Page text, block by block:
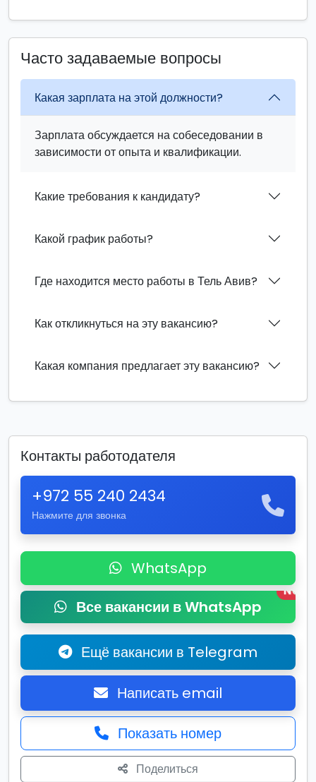
Часто задаваемые вопросы
Какая зарплата на этой должности?
Зарплата обсуждается на собеседовании в
зависимости от опыта и квалификации.
Какие требования к кандидату?
Какой график работы?
Где находится место работы в Тель Авив?
Как откликнуться на эту вакансию?
Какая компания предлагает эту вакансию?
Контакты работодателя
+972 55 240 2434
Нажмите для звонка
WhatsApp
Все вакансии в WhatsApp
New
Ещё вакансии в Telegram
Написать email
Показать номер
Поделиться